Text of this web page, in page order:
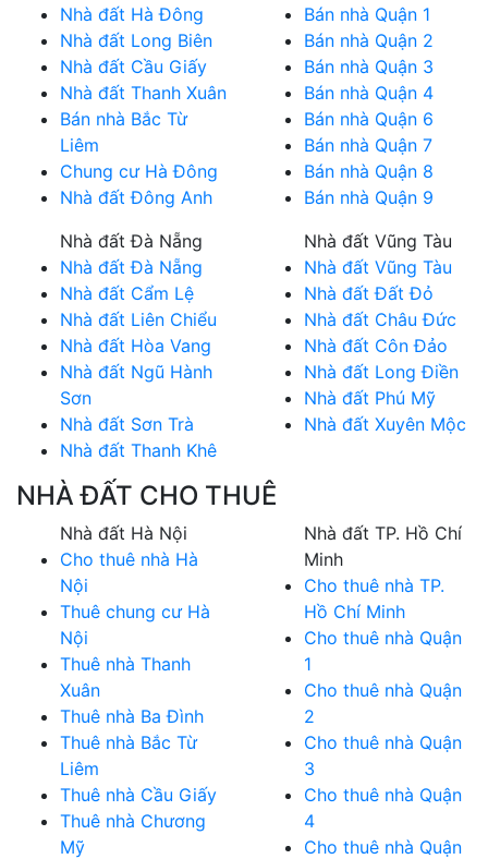
Nhà đất Hà Đông
Nhà đất Long Biên
Nhà đất Cầu Giấy
Nhà đất Thanh Xuân
Bán nhà Bắc Từ
Liêm
Chung cư Hà Đông
Nhà đất Đông Anh
Bán nhà Quận 1
Bán nhà Quận 2
Bán nhà Quận 3
Bán nhà Quận 4
Bán nhà Quận 6
Bán nhà Quận 7
Bán nhà Quận 8
Bán nhà Quận 9
Nhà đất Đà Nẵng
Nhà đất Đà Nẵng
Nhà đất Cẩm Lệ
Nhà đất Liên Chiểu
Nhà đất Hòa Vang
Nhà đất Ngũ Hành
Sơn
Nhà đất Sơn Trà
Nhà đất Thanh Khê
Nhà đất Vũng Tàu
Nhà đất Vũng Tàu
Nhà đất Đất Đỏ
Nhà đất Châu Đức
Nhà đất Côn Đảo
Nhà đất Long Điền
Nhà đất Phú Mỹ
Nhà đất Xuyên Mộc
NHÀ ĐẤT CHO THUÊ
Nhà đất Hà Nội
Cho thuê nhà Hà
Nội
Thuê chung cư Hà
Nội
Thuê nhà Thanh
Xuân
Thuê nhà Ba Đình
Thuê nhà Bắc Từ
Liêm
Thuê nhà Cầu Giấy
Thuê nhà Chương
Mỹ
Nhà đất TP. Hồ Chí
Minh
Cho thuê nhà TP.
Hồ Chí Minh
Cho thuê nhà Quận
1
Cho thuê nhà Quận
2
Cho thuê nhà Quận
3
Cho thuê nhà Quận
4
Cho thuê nhà Quận